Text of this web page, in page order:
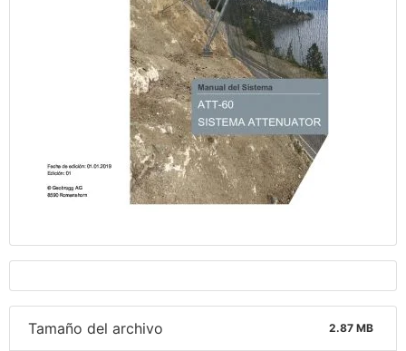
Tamaño del archivo 2.87 MB